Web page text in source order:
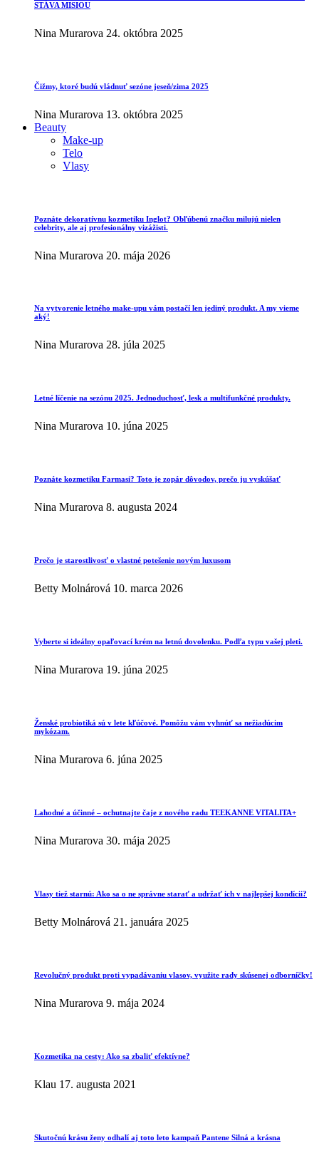
STÁVA MISIOU
Nina Murarova 24. októbra 2025
Čižmy, ktoré budú vládnuť sezóne jeseň/zima 2025
Nina Murarova 13. októbra 2025
Beauty
Make-up
Telo
Vlasy
Poznáte dekoratívnu kozmetiku Inglot? Obľúbenú značku milujú nielen
celebrity, ale aj profesionálny vizážisti.
Nina Murarova 20. mája 2026
Na vytvorenie letného make-upu vám postačí len jediný produkt. A my vieme
aký!
Nina Murarova 28. júla 2025
Letné líčenie na sezónu 2025. Jednoduchosť, lesk a multifunkčné produkty.
Nina Murarova 10. júna 2025
Poznáte kozmetiku Farmasi? Toto je zopár dôvodov, prečo ju vyskúšať
Nina Murarova 8. augusta 2024
Prečo je starostlivosť o vlastné potešenie novým luxusom
Betty Molnárová 10. marca 2026
Vyberte si ideálny opaľovací krém na letnú dovolenku. Podľa typu vašej pleti.
Nina Murarova 19. júna 2025
Ženské probiotiká sú v lete kľúčové. Pomôžu vám vyhnúť sa nežiadúcim
mykózam.
Nina Murarova 6. júna 2025
Lahodné a účinné – ochutnajte čaje z nového radu TEEKANNE VITALITA+
Nina Murarova 30. mája 2025
Vlasy tiež starnú: Ako sa o ne správne starať a udržať ich v najlepšej kondícii?
Betty Molnárová 21. januára 2025
Revolučný produkt proti vypadávaniu vlasov, využite rady skúsenej odborníčky!
Nina Murarova 9. mája 2024
Kozmetika na cesty: Ako sa zbaliť efektívne?
Klau 17. augusta 2021
Skutočnú krásu ženy odhalí aj toto leto kampaň Pantene Silná a krásna